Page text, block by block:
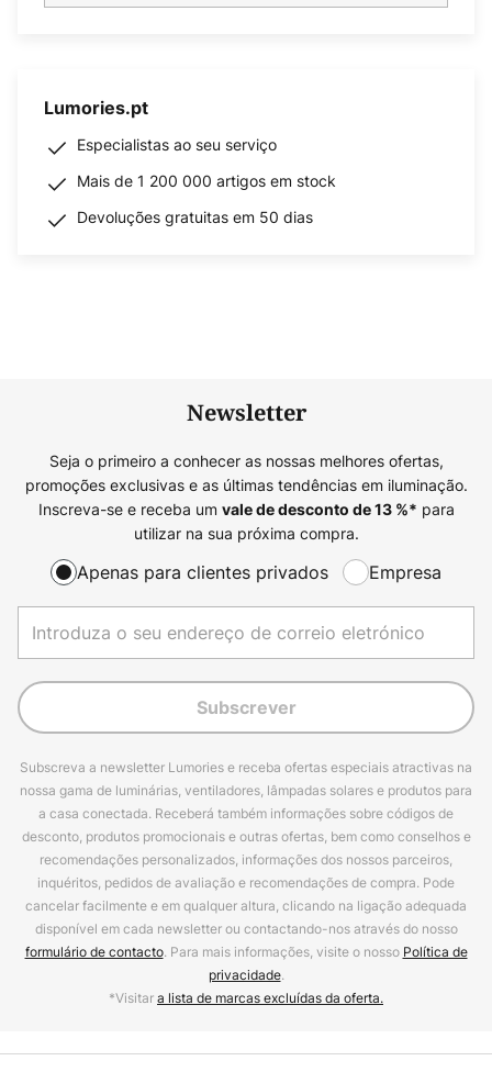
Lumories.pt
Especialistas ao seu serviço
Mais de 1 200 000 artigos em stock
Devoluções gratuitas em 50 dias
Newsletter
Seja o primeiro a conhecer as nossas melhores ofertas,
promoções exclusivas e as últimas tendências em iluminação.
Inscreva-se e receba um vale de desconto de13%* para
utilizar na sua próxima compra.
Apenas para clientes privados Empresa
Subscrever
Subscreva a newsletter Lumories e receba ofertas especiais atractivas na
nossa gama de luminárias, ventiladores, lâmpadas solares e produtos para
a casa conectada. Receberá também informações sobre códigos de
desconto, produtos promocionais e outras ofertas, bem como conselhos e
recomendações personalizados, informações dos nossos parceiros,
inquéritos, pedidos de avaliação e recomendações de compra. Pode
cancelar facilmente e em qualquer altura, clicando na ligação adequada
disponível em cada newsletter ou contactando-nos através do nosso
formulário de contacto. Para mais informações, visite o nosso Política de
privacidade.
*Visitara lista de marcas excluídas da oferta.